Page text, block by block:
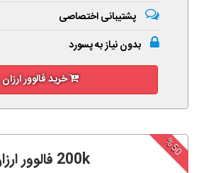
پشتیبانی اختصاصی
بدون نیاز به پسورد
خرید فالوور ارزان
%50
200k فالوور ارزان